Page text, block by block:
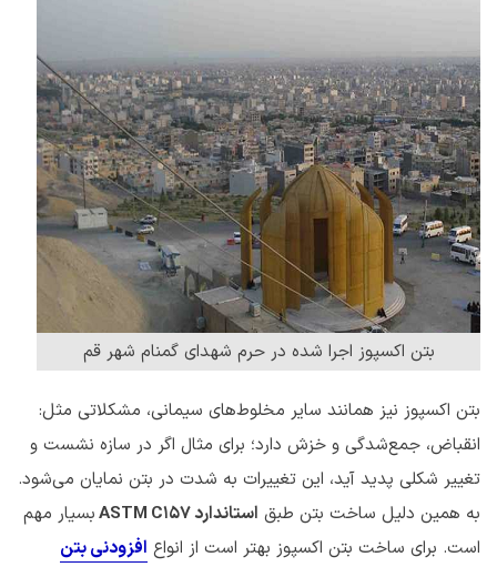
بتن اکسپوز اجرا شده در حرم شهدای گمنام شهر قم
بتن اکسپوز نیز همانند سایر مخلوط‌های سیمانی، مشکلاتی مثل:
انقباض، جمع‌شدگی و خزش دارد؛ برای مثال اگر در سازه نشست و
تغییر شکلی پدید آید، این تغییرات به شدت در بتن نمایان می‌شود.
به همین دلیل ساخت بتن طبق استاندارد ASTM C157
بسیار مهم
است. برای ساخت بتن اکسپوز بهتر است از انواع افزودنی بتن